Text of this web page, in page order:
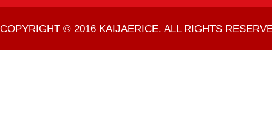
COPYRIGHT © 2016 KAIJAERICE. ALL RIGHTS